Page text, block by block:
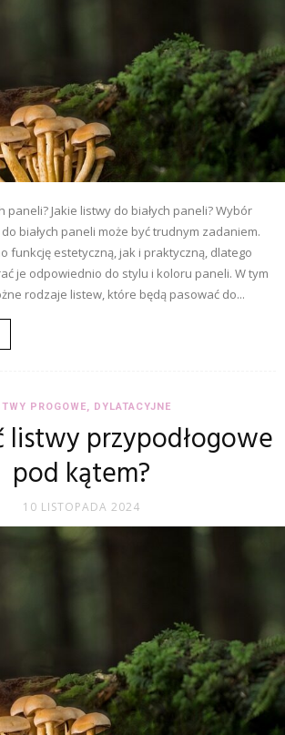
paneli? Jakie listwy do białych paneli? Wybór
białych paneli może być trudnym zadaniem.
funkcję estetyczną, jak i praktyczną, dlatego
je odpowiednio do stylu i koloru paneli. W tym
rodzaje listew, które będą pasować do...
PROGOWE, DYLATACYJNE
listwy przypodłogowe
pod kątem?
10 LISTOPADA 2024